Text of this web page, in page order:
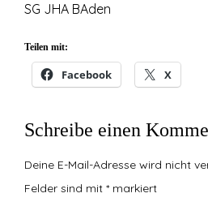
SG JHA BAden
Teilen mit:
Facebook X
Schreibe einen
Deine E-Mail-Adresse wird nicht
Felder sind mit * markiert